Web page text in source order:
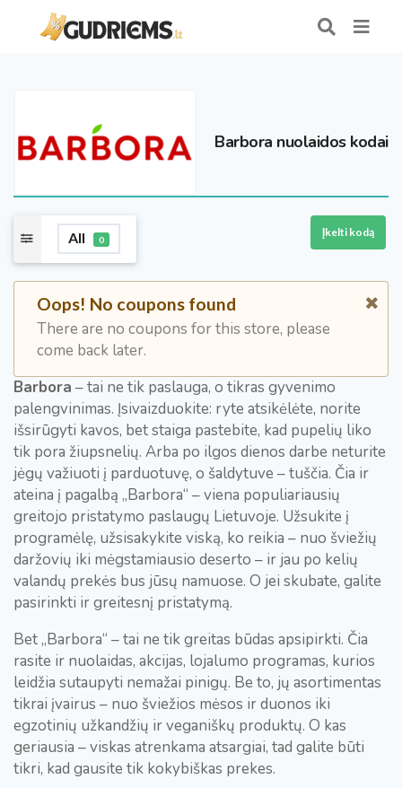
Barbora nuolaidos kodai
All 0
Įkelti kodą
Oops! No coupons found
There are no coupons for this store, please
come back later.
Barbora – tai ne tik paslauga, o tikras gyvenimo
palengvinimas. Įsivaizduokite: ryte atsikėlėte, norite
išsirūgyti kavos, bet staiga pastebite, kad pupelių liko
tik pora žiupsnelių. Arba po ilgos dienos darbe neturite
jėgų važiuoti į parduotuvę, o šaldytuve – tuščia. Čia ir
ateina į pagalbą „Barbora“ – viena populiariausių
greitojo pristatymo paslaugų Lietuvoje. Užsukite į
programėlę, užsisakykite viską, ko reikia – nuo šviežių
daržovių iki mėgstamiausio deserto – ir jau po kelių
valandų prekės bus jūsų namuose. O jei skubate, galite
pasirinkti ir greitesnį pristatymą.
Bet „Barbora“ – tai ne tik greitas būdas apsipirkti. Čia
rasite ir nuolaidas, akcijas, lojalumo programas, kurios
leidžia sutaupyti nemažai pinigų. Be to, jų asortimentas
tikrai įvairus – nuo šviežios mėsos ir duonos iki
egzotinių užkandžių ir veganiškų produktų. O kas
geriausia – viskas atrenkama atsargiai, tad galite būti
tikri, kad gausite tik kokybiškas prekes.